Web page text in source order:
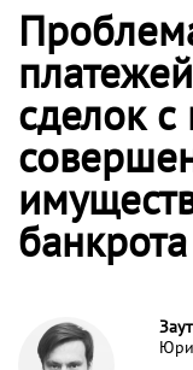
сделок
банкрота